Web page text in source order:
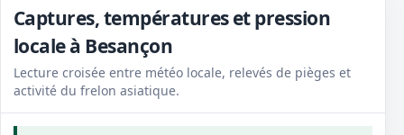
Captures, températures et pression
locale à Besançon
Lecture croisée entre météo locale, relevés de pièges et
activité du frelon asiatique.